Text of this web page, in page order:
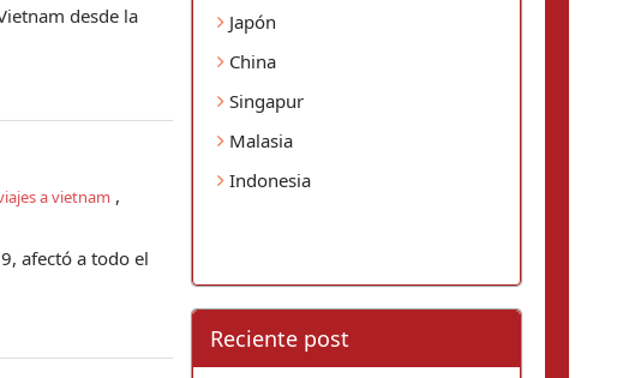
desde la
a vietnam ,
afectó a todo el
Japón
China
Singapur
Malasia
Indonesia
Reciente post